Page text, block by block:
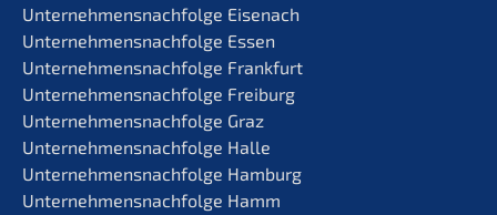
Unternehmens­nachfolge Eisenach
Unternehmens­nachfolge Essen
Unternehmens­nachfolge Frankfurt
Unternehmens­nachfolge Freiburg
Unternehmens­nachfolge Graz
Unternehmens­nachfolge Halle
Unternehmens­nachfolge Hamburg
Unternehmens­nachfolge Hamm